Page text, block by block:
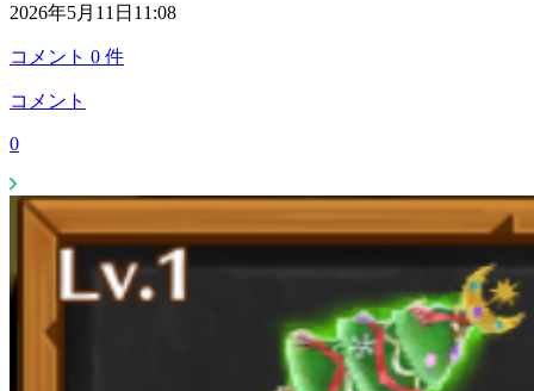
2026年5月11日11:08
コメント 0 件
コメント
0